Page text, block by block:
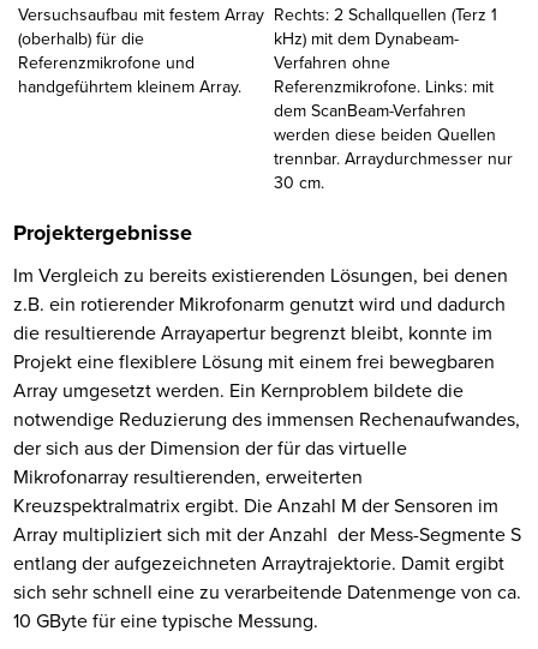
Versuchsaufbau mit festem Array
(oberhalb) für die
Referenzmikrofone und
handgeführtem kleinem Array.
Rechts: 2 Schallquellen (Terz 1
kHz) mit dem Dynabeam-
Verfahren ohne
Referenzmikrofone. Links: mit
dem ScanBeam-Verfahren
werden diese beiden Quellen
trennbar. Arraydurchmesser nur
30 cm.
Projektergebnisse
Im Vergleich zu bereits existierenden Lösungen, bei denen
z.B. ein rotierender Mikrofonarm genutzt wird und dadurch
die resultierende Arrayapertur begrenzt bleibt, konnte im
Projekt eine flexiblere Lösung mit einem frei bewegbaren
Array umgesetzt werden. Ein Kernproblem bildete die
notwendige Reduzierung des immensen Rechenaufwandes,
der sich aus der Dimension der für das virtuelle
Mikrofonarray resultierenden, erweiterten
Kreuzspektralmatrix ergibt. Die Anzahl M der Sensoren im
Array multipliziert sich mit der Anzahl der Mess-Segmente S
entlang der aufgezeichneten Arraytrajektorie. Damit ergibt
sich sehr schnell eine zu verarbeitende Datenmenge von ca.
10 GByte für eine typische Messung.